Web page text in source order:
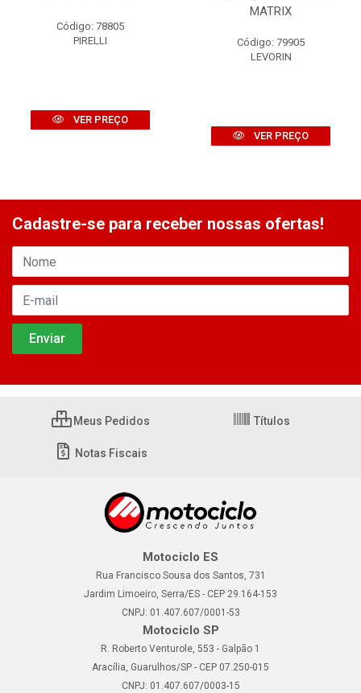
Código: 78805
PIRELLI
VER PREÇO
MATRIX
Código: 79905
LEVORIN
VER PREÇO
Cadastre-se para receber nossas ofertas!
Meus Pedidos Títulos
Notas Fiscais
Motociclo ES
Rua Francisco Sousa dos Santos, 731
Jardim Limoeiro, Serra/ES - CEP 29.164-153
CNPJ: 01.407.607/0001-53
Motociclo SP
R. Roberto Venturole, 553 - Galpão 1
Aracília, Guarulhos/SP - CEP 07.250-015
CNPJ: 01.407.607/0003-15